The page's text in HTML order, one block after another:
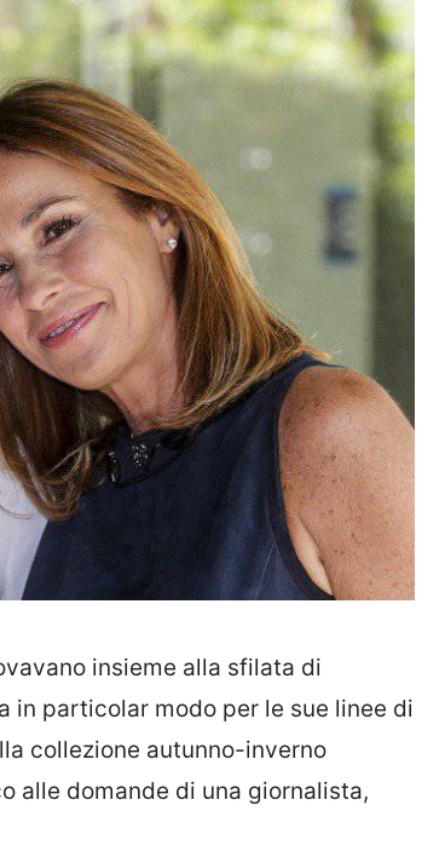
insieme alla sfilata di
in particolar modo per le sue linee di
collezione autunno-inverno
alle domande di una giornalista,